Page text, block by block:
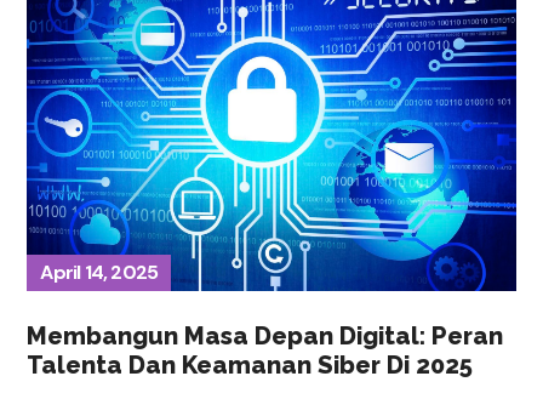
April 14, 2025
Membangun Masa Depan Digital: Peran
Talenta Dan Keamanan Siber Di 2025